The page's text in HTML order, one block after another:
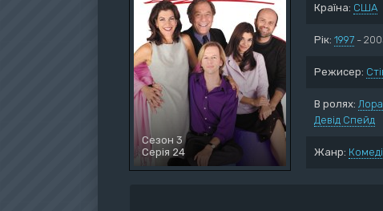
Сезон 3
Серія 24
Країна: США
Рік: 1997 -
Режисер:
В ролях:
Девід Спейд
Жанр:
Воєнний
Драма
Історія
Комедія